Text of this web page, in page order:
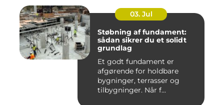
03. Jul
Støbning af fundament:
sådan sikrer du et solidt
grundlag
Et godt fundament er
afgørende for holdbare
bygninger, terrasser og
tilbygninger. Når f...